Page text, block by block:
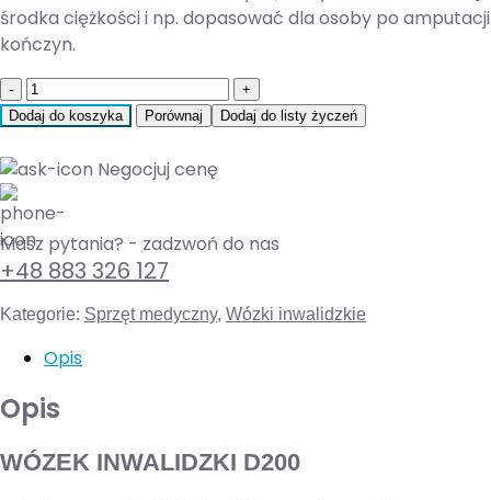
środka ciężkości i np. dopasować dla osoby po amputacji
kończyn.
Quantity
Dodaj do koszyka Porównaj Dodaj do listy życzeń
Negocjuj cenę
Masz pytania? - zadzwoń do nas
+48 883 326 127
Kategorie: Sprzęt medyczny, Wózki inwalidzkie
Opis
Opis
WÓZEK INWALIDZKI D200